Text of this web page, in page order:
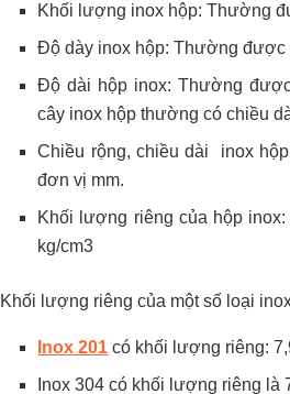
Khối lượng inox hộp: Thường
Độ dày inox hộp: Thường được
Độ dài hộp inox: Thường
cây inox hộp thường có chiều
Chiều rộng, chiều dài inox
đơn vị mm.
Khối lượng riêng của hộp
kg/cm3
Khối lượng riêng của một số loại
Inox 201 có khối lượng riêng:
Inox 304 có khối lượng riêng là